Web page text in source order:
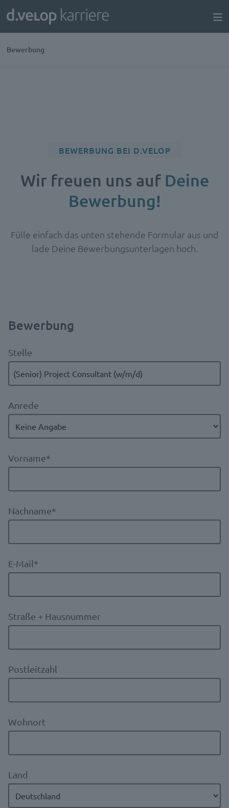
Bewerbung
BEWERBUNG BEI D.VELOP
Wir freuen uns auf Deine
Bewerbung!
Fülle einfach das unten stehende Formular aus und
lade Deine Bewerbungsunterlagen hoch.
Bewerbung
Stelle
Anrede
Vorname*
Nachname*
E-Mail*
Straße + Hausnummer
Postleitzahl
Wohnort
Land